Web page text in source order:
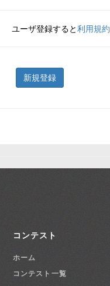
ユーザ登録すると利用規約
新規登録
コンテスト
ホーム
コンテスト一覧